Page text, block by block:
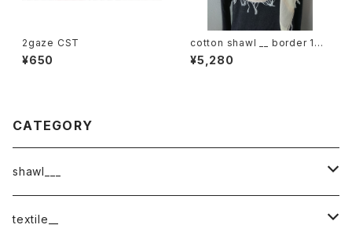
2gaze CST
¥650
cotton shawl __ border 160
春陽w
¥5,280
CATEGORY
shawl___
cotton
textile__